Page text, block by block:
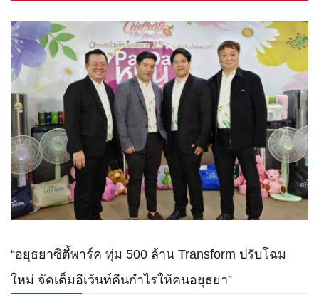
“อยุธยาซิตี้พาร์ค ทุ่ม 500 ล้าน Transform ปรับโฉม
ใหม่ จัดเต็มอีเว้นท์คืนกำไรให้คนอยุธยา”